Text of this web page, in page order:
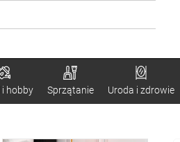
i hobby Sprzątanie Uroda i zdrowie